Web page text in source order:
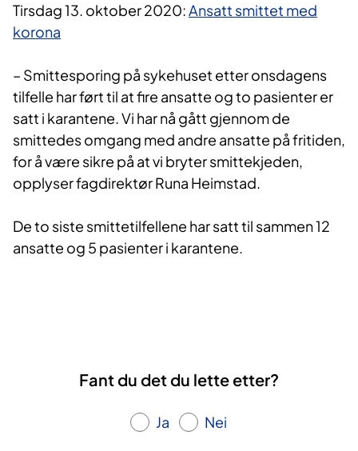
Tirsdag 13. oktober 2020:Ansatt smittet med
korona
– Smittesporing på sykehuset etter onsdagens
tilfelle har ført til at fire ansatte og to pasienter er
satt i karantene. Vi har nå gått gjennom de
smittedes omgang med andre ansatte på fritiden,
for å være sikre på at vi bryter smittekjeden,
opplyser fagdirektør Runa Heimstad.
De to siste smittetilfellene har satt til sammen 12
ansatte og 5 pasienter i karantene.
Fant du det du lette etter?
Ja Nei